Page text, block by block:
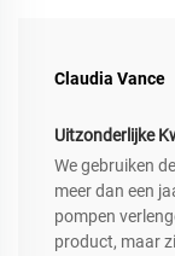
Claudia Vance
Uitzonderlijke
We gebruiken
meer dan een
pompen
product, maar